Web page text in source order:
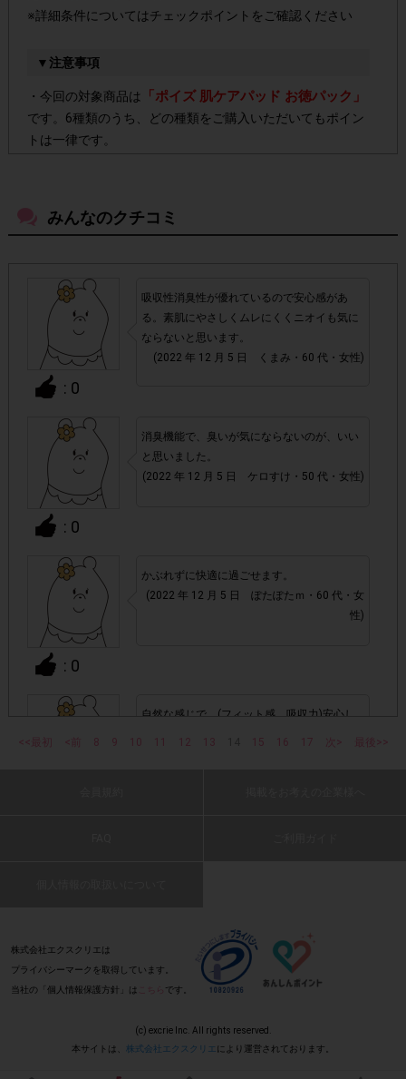
※詳細条件についてはチェックポイントをご確認ください
▼注意事項
・今回の対象商品は 「ポイズ 肌ケアパッド お徳パック」
です。6種類のうち、どの種類をご購入いただいてもポイン
トは一律です。
ださい。
上限に達しても、掲載期間内のアンケート回答が可能です。
・悪質な投稿があった場合、 アカウントを停止
だくこともあります。
・スマートフォン、携帯電話、タブレットPCにつきまし
て、機種によってはアンケートに回答できない場合がござい
ます。
▼ポイント付与対象外
・チェックポイントの条件を満たしていない場合
・ECサイトやネットスーパーでのご購入
・1つのアンケートにつき、お1人様あたり複数回の参加が
確認された場合。
株式会社ドゥ・ハウスが運営する、レシートを活用したサ
の参加とさせていただいております。
・レシートが長くなり、全体を撮影すると文字が見えにくく
なってしまう場合は、
「チェーン名」「店舗名」「日
付」「対象商品名」「購入数」
が確認できるよう
トを折り曲げ、撮影してください。
・レシート内に、他の商品が一緒に印字されていても問題ご
みんなのクチコミ
: 0
吸収性消臭性が優れているので安心感があ
る。素肌にやさしくムレにくくニオイも気に
ならないと思います。
(2022 年 12 月 5 日 くまみ・60 代・女性)
: 0
消臭機能で、臭いが気にならないのが、いい
と思いました。
(2022 年 12 月 5 日 ケロすけ・50 代・女性)
: 0
かぶれずに快適に過ごせます。
(2022 年 12 月 5 日 ぽたぽたｍ・60 代・女
性)
自然な感じで、(フィット感、吸収力)安心し
: 0
付けているだけでとても安心です。肌触りも
(2022 年 12 月 5 日 ネココ・50 代・女性)
<<最初 <前 8 9 10 11 12 13 15 16 17 次> 最後>>
株式会社エクスクリエは
プライバシーマークを取得しています。
当社の「個人情報保護方針」は
です。
(c) excrie Inc. All rights reserved.
本サイトは、 株式会社エクスクリエ により運営されております。